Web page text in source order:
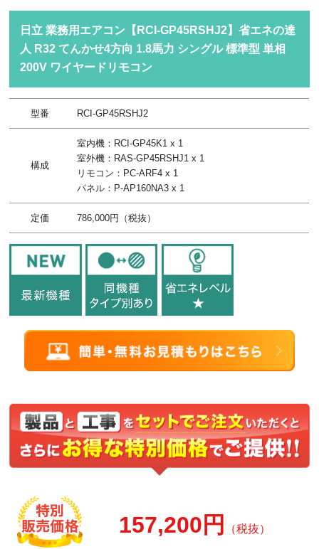
日立 業務用エアコン【RCI-GP45RSHJ2】省エネの達
人 R32 てんかせ4方向 1.8馬力 シングル 標準型 単相
200V ワイヤードリモコン
型番 RCI-GP45RSHJ2
構成
室内機：RCI-GP45K1 x 1
室外機：RAS-GP45RSHJ1 x 1
リモコン：PC-ARF4 x 1
パネル：P-AP160NA3 x 1
定価 786,000円（税抜）
157,200円 （税抜）